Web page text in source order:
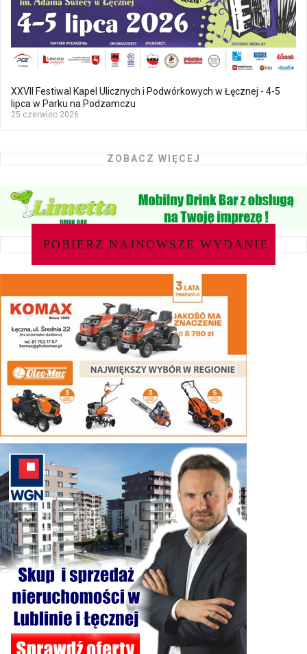
XXVII Festiwal Kapel Ulicznych i Podwórkowych w Łęcznej - 4-5
lipca w Parku na Podzamczu
25 czerwiec 2026
ZOBACZ WIĘCEJ
POBIERZ NAJNOWSZE WYDANIE